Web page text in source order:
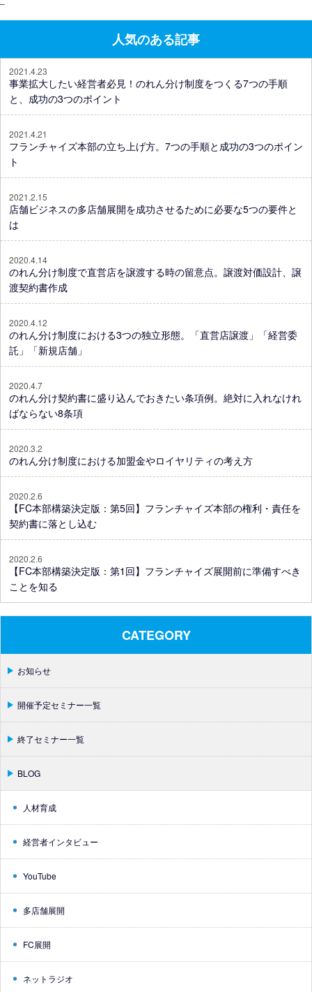
–
人気のある記事
2021.4.23
事業拡大したい経営者必見！のれん分け制度をつくる7つの手順
と、成功の3つのポイント
2021.4.21
フランチャイズ本部の立ち上げ方。7つの手順と成功の3つのポイン
ト
2021.2.15
店舗ビジネスの多店舗展開を成功させるために必要な5つの要件と
は
2020.4.14
のれん分け制度で直営店を譲渡する時の留意点。譲渡対価設計、譲
渡契約書作成
2020.4.12
のれん分け制度における3つの独立形態。「直営店譲渡」「経営委
託」「新規店舗」
2020.4.7
のれん分け契約書に盛り込んでおきたい条項例。絶対に入れなけれ
ばならない8条項
2020.3.2
のれん分け制度における加盟金やロイヤリティの考え方
2020.2.6
【FC本部構築決定版：第5回】フランチャイズ本部の権利・責任を
契約書に落とし込む
2020.2.6
【FC本部構築決定版：第1回】フランチャイズ展開前に準備すべき
ことを知る
CATEGORY
お知らせ
開催予定セミナー一覧
終了セミナー一覧
BLOG
人材育成
経営者インタビュー
YouTube
多店舗展開
FC展開
ネットラジオ